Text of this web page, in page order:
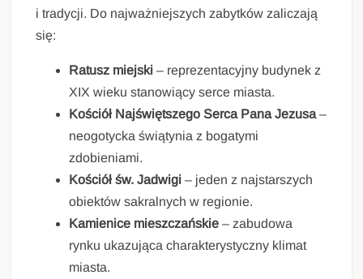
i tradycji. Do najważniejszych zabytków zaliczają
się:
Ratusz miejski – reprezentacyjny budynek z
XIX wieku stanowiący serce miasta.
Kościół Najświętszego Serca Pana Jezusa–
neogotycka świątynia z bogatymi
zdobieniami.
Kościół św. Jadwigi – jeden z najstarszych
obiektów sakralnych w regionie.
Kamienice mieszczańskie – zabudowa
rynku ukazująca charakterystyczny klimat
miasta.